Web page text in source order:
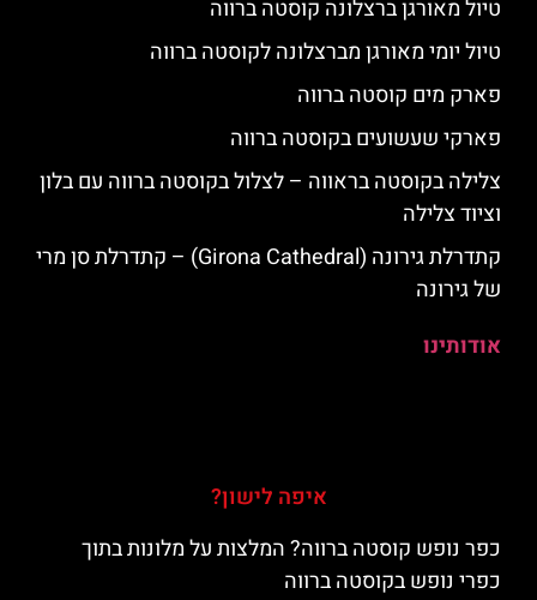
טיול מאורגן ברצלונה קוסטה ברווה
טיול יומי מאורגן מברצלונה לקוסטה ברווה
פארק מים קוסטה ברווה
פארקי שעשועים בקוסטה ברווה
צלילה בקוסטה בראווה – לצלול בקוסטה ברווה עם בלון
וציוד צלילה
קתדרלת גירונה (Girona Cathedral) – קתדרלת סן מרי
של גירונה
אודותינו
איפה לישון?
כפר נופש קוסטה ברווה? המלצות על מלונות בתוך
כפרי נופש בקוסטה ברווה